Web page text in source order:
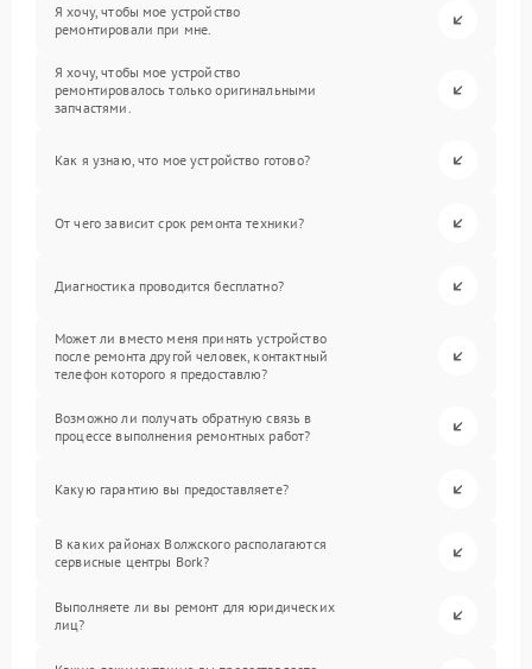
Я хочу, чтобы мое устройство
ремонтировали при мне.
Я хочу, чтобы мое устройство
ремонтировалось только оригинальными
запчастями.
Как я узнаю, что мое устройство готово?
От чего зависит срок ремонта техники?
Диагностика проводится бесплатно?
Может ли вместо меня принять устройство
после ремонта другой человек, контактный
телефон которого я предоставлю?
Возможно ли получать обратную связь в
процессе выполнения ремонтных работ?
Какую гарантию вы предоставляете?
В каких районах Волжского располагаются
сервисные центры Bork?
Выполняете ли вы ремонт для юридических
лиц?